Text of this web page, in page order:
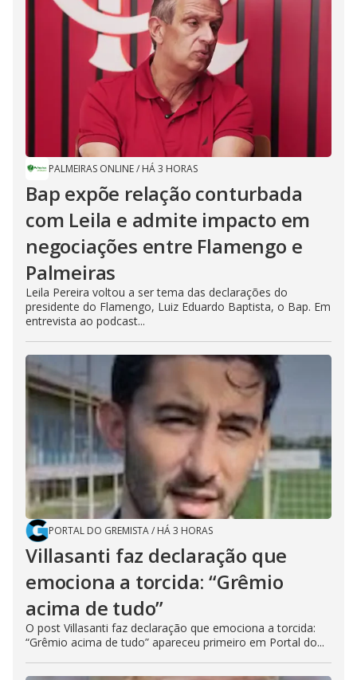
PALMEIRAS ONLINE/ HÁ 3 HORAS
Bap expõe relação conturbada
com Leila e admite impacto em
negociações entre Flamengo e
Palmeiras
Leila Pereira voltou a ser tema das declarações do
presidente do Flamengo, Luiz Eduardo Baptista, o Bap. Em
entrevista ao podcast...
PORTAL DO GREMISTA/ HÁ 3 HORAS
Villasanti faz declaração que
emociona a torcida: “Grêmio
acima de tudo”
O post Villasanti faz declaração que emociona a torcida:
“Grêmio acima de tudo” apareceu primeiro em Portal do...